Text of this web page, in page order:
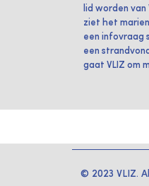
lid worden van
ziet het
een infovraag
een
gaat VLIZ om
© 2023 VLIZ.